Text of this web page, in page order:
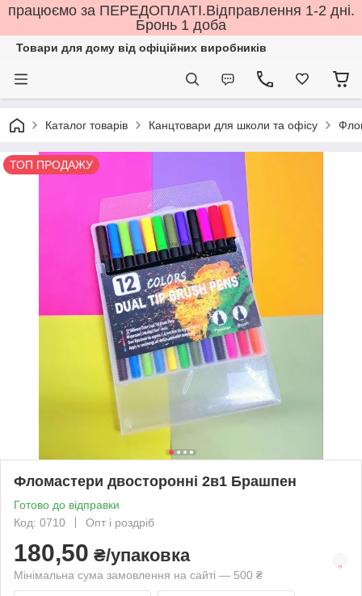
працюємо за ПЕРЕДОПЛАТІ.Відправлення 1-2 дні.
Бронь 1 доба
Товари для дому від офіційних виробників
Каталог товарів Канцтовари для школи та офісу
ТОП ПРОДАЖУ
Фломастери двосторонні 2в1 Брашпен
Готово до відправки
Код: 0710
Опт і роздріб
180,50 ₴/упаковка
Мінімальна сума замовлення на сайті — 500 ₴